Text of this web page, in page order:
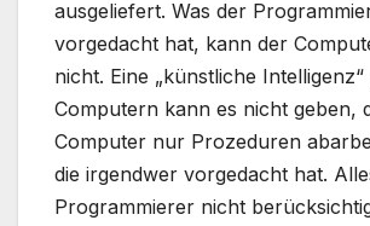
ausgeliefert. Was der
vorgedacht hat, kann der
nicht. Eine „künstliche
Computern kann es nicht geben,
Computer nur Prozeduren
die irgendwer vorgedacht hat.
Programmierer nicht